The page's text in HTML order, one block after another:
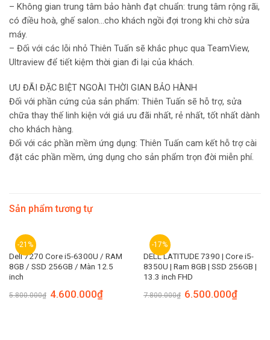
– Không gian trung tâm bảo hành đạt chuẩn: trung tâm rộng rãi,
có điều hoà, ghế salon…cho khách ngồi đợi trong khi chờ sửa
máy.
– Đối với các lỗi nhỏ Thiên Tuấn sẽ khắc phục qua TeamView,
Ultraview để tiết kiệm thời gian đi lại của khách.
ƯU ĐÃI ĐẶC BIỆT NGOÀI THỜI GIAN BẢO HÀNH
Đối với phần cứng của sản phẩm: Thiên Tuấn sẽ hỗ trợ, sửa
chữa thay thế linh kiện với giá ưu đãi nhất, rẻ nhất, tốt nhất dành
cho khách hàng.
Đối với các phần mềm ứng dụng: Thiên Tuấn cam kết hỗ trợ cài
đặt các phần mềm, ứng dụng cho sản phẩm trọn đời miễn phí.
Sản phẩm tương tự
-21%
Dell 7270 Core i5-6300U / RAM
8GB / SSD 256GB / Màn 12.5
inch
5.800.000₫ 4.600.000₫
-17%
DELL LATITUDE 7390 | Core i5-
8350U | Ram 8GB | SSD 256GB |
13.3 inch FHD
7.800.000₫ 6.500.000₫